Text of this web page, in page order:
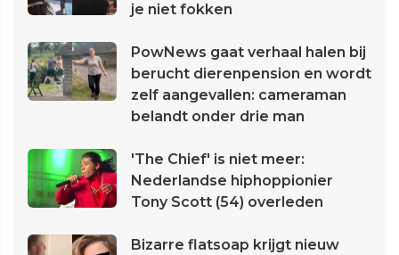
je niet fokken
PowNews gaat verhaal halen bij
berucht dierenpension en wordt
zelf aangevallen: cameraman
belandt onder drie man
'The Chief' is niet meer:
Nederlandse hiphoppionier
Tony Scott (54) overleden
Bizarre flatsoap krijgt nieuw